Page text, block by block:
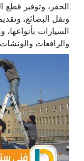
الحفر، وتوفير قطع
ونقل البضائع،
السيارات
والرافعات